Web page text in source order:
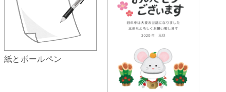
紙とボールペン